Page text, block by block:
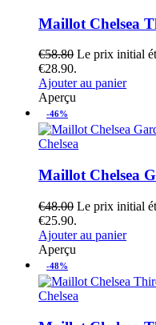
Maillot Chelsea
€58.80 Le prix initial
€28.90.
Ajouter au panier
Aperçu
-46%
Chelsea
Maillot Chelsea
€48.00 Le prix initial
€25.90.
Ajouter au panier
Aperçu
-48%
Chelsea